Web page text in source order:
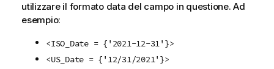
utilizzare il formato data del campo in questione. Ad
esempio:
<ISO_Date = {'2021-12-31'}>
<US_Date = {'12/31/2021'}>